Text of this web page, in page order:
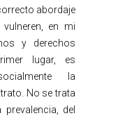
abordaje
en mi
y derechos
lugar, es
la
No se trata
del